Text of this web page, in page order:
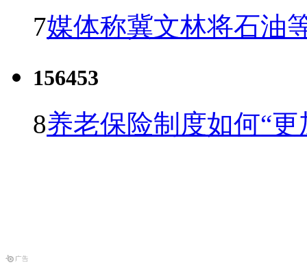
7媒体称冀文林将石油
156453
8养老保险制度如何“